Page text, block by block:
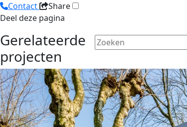
Contact
Share
Deel deze pagina
Gerelateerde
projecten